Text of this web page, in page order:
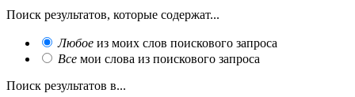
Поиск результатов, которые содержат...
Любое из моих слов поискового запроса
Все мои слова из поискового запроса
Поиск результатов в...